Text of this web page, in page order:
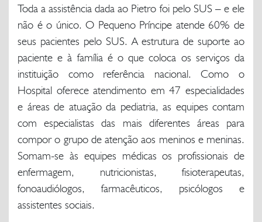
Toda a assistência dada ao Pietro foi pelo SUS – e ele
não é o único. O Pequeno Príncipe atende 60% de
seus pacientes pelo SUS. A estrutura de suporte ao
paciente e à família é o que coloca os serviços da
instituição como referência nacional. Como o
Hospital oferece atendimento em 47 especialidades
e áreas de atuação da pediatria, as equipes contam
com especialistas das mais diferentes áreas para
compor o grupo de atenção aos meninos e meninas.
Somam-se às equipes médicas os profissionais de
enfermagem, nutricionistas, fisioterapeutas,
fonoaudiólogos, farmacêuticos, psicólogos e
assistentes sociais.